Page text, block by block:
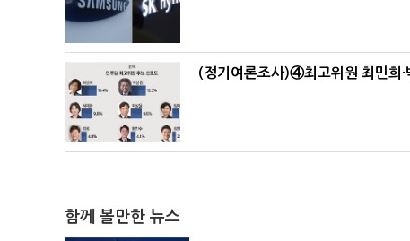
(정기여론조사)④최고위원 최민희·
함께 볼만한 뉴스